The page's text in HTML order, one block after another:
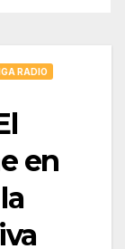
RADIO
en